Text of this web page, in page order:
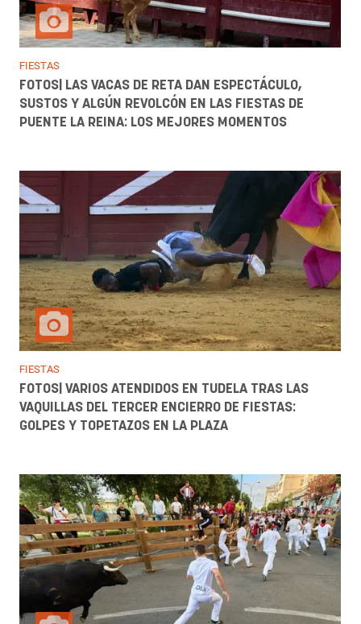
FIESTAS
FOTOS| LAS VACAS DE RETA DAN ESPECTÁCULO,
SUSTOS Y ALGÚN REVOLCÓN EN LAS FIESTAS DE
PUENTE LA REINA: LOS MEJORES MOMENTOS
FIESTAS
FOTOS| VARIOS ATENDIDOS EN TUDELA TRAS LAS
VAQUILLAS DEL TERCER ENCIERRO DE FIESTAS:
GOLPES Y TOPETAZOS EN LA PLAZA